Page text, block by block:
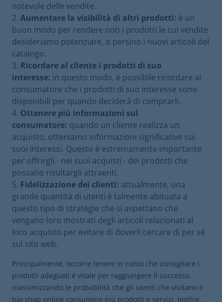
notevole delle vendite.
Aumentare la visibilità di altri prodotti: è un
buon modo per rendere noti i prodotti le cui vendite
desideriamo potenziare, o persino i nuovi articoli del
catalogo.
Ricordare al cliente i prodotti di suo
interesse: in questo modo, è possibile ricordare al
consumatore che i prodotti di suo interesse sono
disponibili per quando deciderà di comprarli.
Ottenere più informazioni sul
consumatore: quando un cliente realizza un
acquisto, otteniamo informazioni significative sui
suoi interessi. Questo è estremamente importante
per offrirgli - nei suoi acquisti - dei prodotti che
possano risultargli attraenti.
Fidelizzazione dei clienti: attualmente, una
grande quantità di utenti è talmente abituata a
questo tipo di strategie che si aspettano che
vengano loro mostrati degli articoli relazionati al
loro acquisto per evitare di doverli cercare di per sé
sul sito web.
Principalmente, occorre tenere in conto che consigliare i
prodotti adeguati è vitale per raggiungere il successo,
massimizzando le probabilità che gli utenti che visitano il
tuo shop online consumino più prodotti e servizi. Inoltre,